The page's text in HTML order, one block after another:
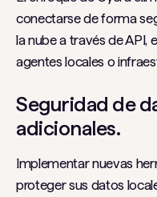
conectarse de forma
la nube a través de API,
agentes locales o
Seguridad de
adicionales.
Implementar nuevas
proteger sus datos